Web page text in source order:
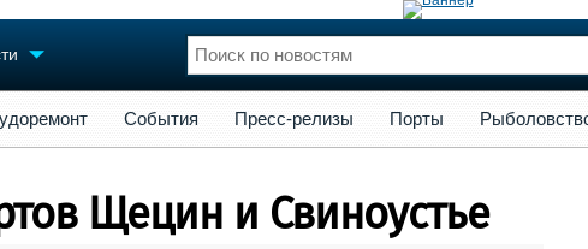
Конференции
Личности
Словарь
Флот
Форум
Отзывы
События Пресс-релизы Порты
Щецин и Свиноустье